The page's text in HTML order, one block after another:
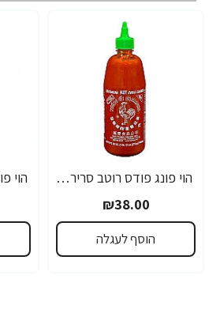
הוי פונג פודס רוטב סריראצ'ה פלפל צ'ילי חריף 435 גרם - מבית HUY FONG FOODS
₪38.00
הוסף לעגלה